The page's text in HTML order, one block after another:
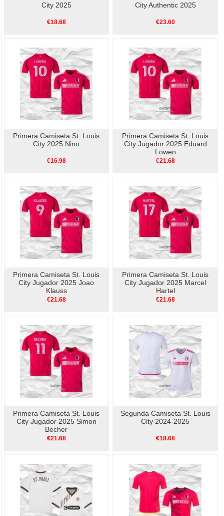
City 2025
€18.68
City Authentic 2025
€23.60
Primera Camiseta St. Louis
City 2025 Nino
€16.98
Primera Camiseta St. Louis
City Jugador 2025 Eduard
Lowen
€21.68
Primera Camiseta St. Louis
City Jugador 2025 Joao
Klauss
€21.68
Primera Camiseta St. Louis
City Jugador 2025 Marcel
Hartel
€21.68
Primera Camiseta St. Louis
City Jugador 2025 Simon
Becher
€21.68
Segunda Camiseta St. Louis
City 2024-2025
€18.68